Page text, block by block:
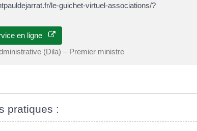
le-guichet-virtuel-associations/?
en ligne
(Dila) – Premier ministre
pratiques :